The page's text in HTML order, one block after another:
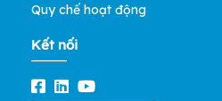
Quy chế hoạt động
Kết nối